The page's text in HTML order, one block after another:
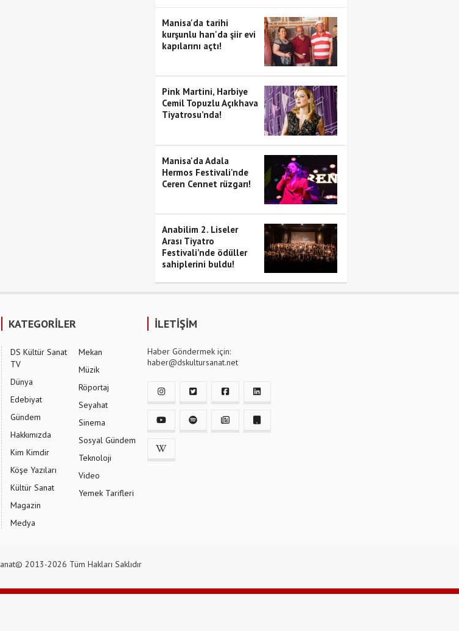
Manisa'da tarihi
kurşunlu han'da şiir evi
kapılarını açtı!
Pink Martini, Harbiye
Cemil Topuzlu Açıkhava
Tiyatrosu’nda!
Manisa'da Adala
Hermos Festivali'nde
Ceren Cennet rüzgarı!
Anabilim 2. Liseler
Arası Tiyatro
Festivali’nde ödüller
sahiplerini buldu!
KATEGORİLER
DS Kültür Sanat
TV
Dünya
Edebiyat
Gündem
Hakkımızda
Kim Kimdir
Köşe Yazıları
Kültür Sanat
Magazin
Medya
Mekan
Müzik
Röportaj
Seyahat
Sinema
Sosyal Gündem
Teknoloji
Video
Yemek Tarifleri
İLETİŞİM
Haber Göndermek için:
haber@dskultursanat.net
2013-2026 Tüm Hakları Saklıdır